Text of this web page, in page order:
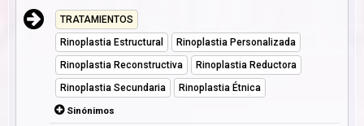
TRATAMIENTOS
Rinoplastia Estructural
Rinoplastia Personalizada
Rinoplastia Reconstructiva
Rinoplastia Reductora
Rinoplastia Secundaria
Rinoplastia Étnica
Sinónimos